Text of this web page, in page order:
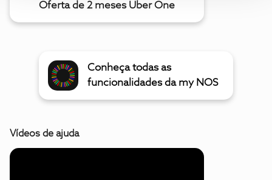
Oferta de 2 meses Uber One
Conheça todas as
funcionalidades da my NOS
Vídeos de ajuda